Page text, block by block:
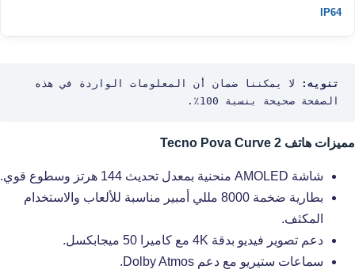
IP64
تنويه:
الصفحة صحيحة بنسبة 100٪.
مميزات هاتف Tecno Pova Curve 2
شاشة AMOLED منحنية بمعدل تحديث 144 هرتز وسطوع قوي.
بطارية ضخمة 8000 مللي أمبير مناسبة للألعاب والاستخدام
المكثف.
دعم تصوير فيديو بدقة 4K مع كاميرا 50 ميجابكسل.
سماعات ستيريو مع دعم Dolby Atmos.